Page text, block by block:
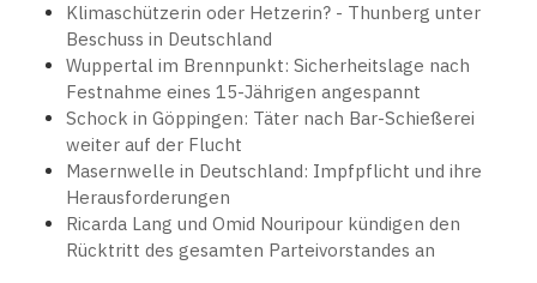
Klimaschützerin oder Hetzerin? - Thunberg unter
Beschuss in Deutschland
Wuppertal im Brennpunkt: Sicherheitslage nach
Festnahme eines 15-Jährigen angespannt
Schock in Göppingen: Täter nach Bar-Schießerei
weiter auf der Flucht
Masernwelle in Deutschland: Impfpflicht und ihre
Herausforderungen
Ricarda Lang und Omid Nouripour kündigen den
Rücktritt des gesamten Parteivorstandes an